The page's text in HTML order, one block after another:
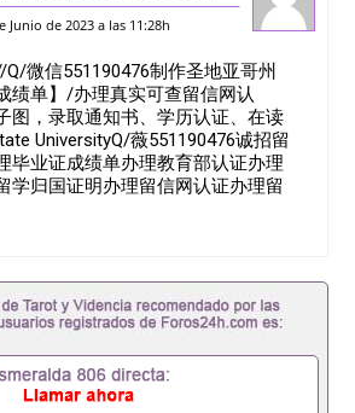
【毕业证成绩单】/办理
证、在读证
Junio de 2023 a las 11:28h
Q/微信551190476制作圣地亚哥州
绩单】/办理真实可查留信网认
图，录取通知书、学历认证、在读
UniversityQ/薇551190476诚招留
毕业证成绩单办理教育部认证办理
学归国证明办理留信网认证办理留
文凭办理澳洲文凭办理英国文凭办
学回国人员证明+教育部认证,录取
全套留学回国必备证明材料，给父
完美交代）； 2、雅思、托福，
申请工签都可以用到）。 注：上述
安排办理，毕业证成绩单，学校，